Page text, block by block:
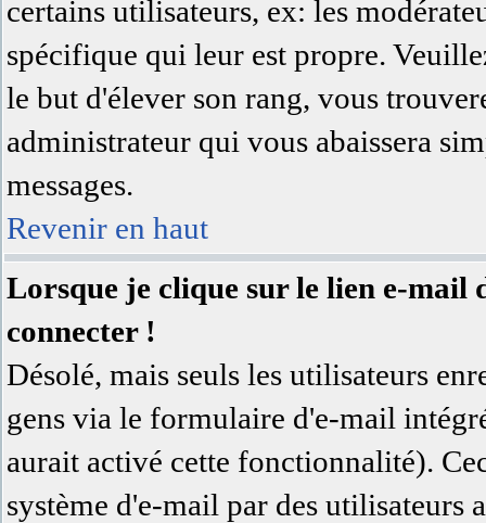
certains utilisateurs, ex: les
spécifique qui leur est propre.
le but d'élever son rang, vous
administrateur qui vous abaissera
messages.
Revenir en haut
Lorsque je clique sur le lien e-mail
connecter !
Désolé, mais seuls les utilisateurs
gens via le formulaire d'e-mail
aurait activé cette fonctionnalité).
système d'e-mail par des utilisateurs